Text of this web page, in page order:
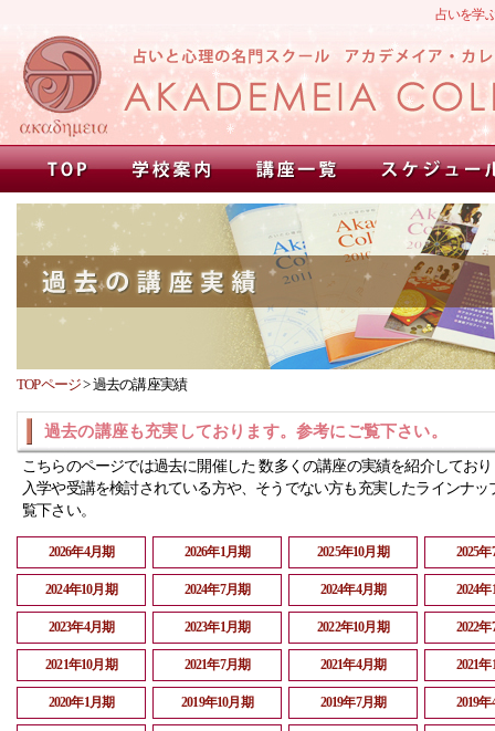
占いを学
TOPページ>過去の講座実績
過去の講座も充実しております。参考にご覧下さい。
こちらのページでは過去に開催した 数多くの講座の実績を紹介してお
入学や受講を検討されている方や、そうでない方も充実したラインナッ
覧下さい。
2026年4月期 2026年1月期 2025年10月期 2025
2024年10月期 2024年7月期 2024年4月期 2024
2023年4月期 2023年1月期 2022年10月期 2022
2021年10月期 2021年7月期 2021年4月期 2021
2020年1月期 2019年10月期 2019年7月期 2019